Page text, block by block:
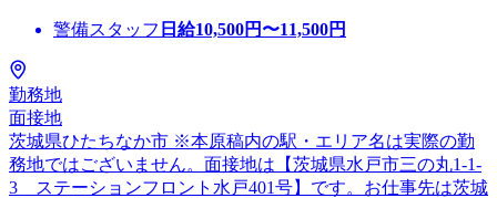
警備スタッフ 日給10,500円〜11,500円
勤務地
面接地
茨城県ひたちなか市 ※本原稿内の駅・エリア名は実際の勤
務地ではございません。面接地は【茨城県水戸市三の丸1-1-
3 ステーションフロント水戸401号】です。お仕事先は茨城